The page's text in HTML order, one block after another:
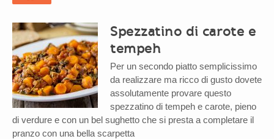
Spezzatino di carote e
tempeh
Per un secondo piatto semplicissimo
da realizzare ma ricco di gusto dovete
assolutamente provare questo
spezzatino di tempeh e carote, pieno
di verdure e con un bel sughetto che si presta a completare il
pranzo con una bella scarpetta